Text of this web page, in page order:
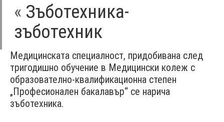
« Зъботехника-
зъботехник
Медицинската специалност, придобивана след
тригодишно обучение в Медицински колеж с
образователно-квалификационна степен
„Професионален бакалавър“ се нарича
зъботехника.